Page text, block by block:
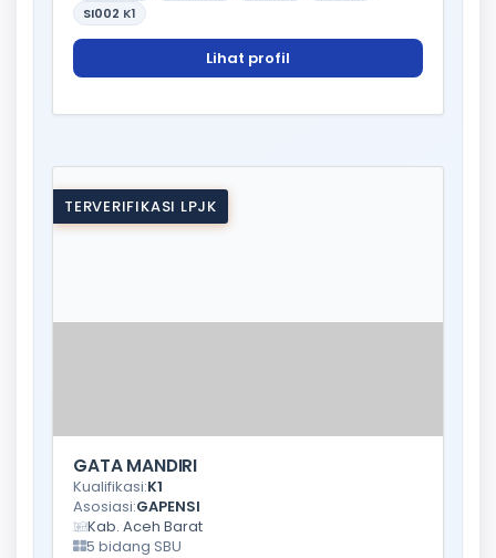
SI002 K1
Lihat profil
TERVERIFIKASI LPJK
GATA MANDIRI
Kualifikasi:K1
Asosiasi:GAPENSI
Kab. Aceh Barat
5 bidang SBU